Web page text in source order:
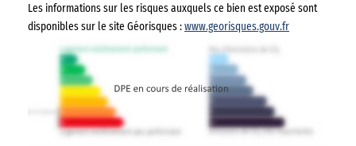
Les informations sur les risques auxquels ce bien est exposé sont
disponibles sur le site Géorisques : www.georisques.gouv.fr